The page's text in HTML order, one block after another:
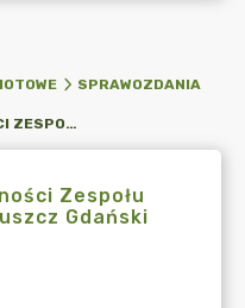
SPRAWOZDANIA
SPRAWOZDANIE Z DZIAŁALNOŚCI ZESPOŁU PIEŚNI I TAŃCA GMINY PRUSZCZ GDAŃSKI JAGÓDKI ZA ROK 2023
Zespołu
Gdański